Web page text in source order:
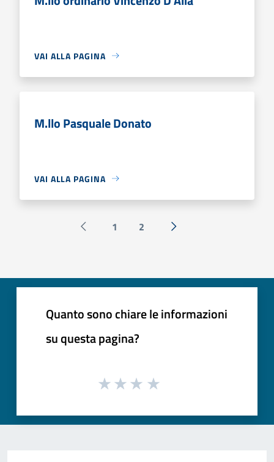
VAI ALLA PAGINA
M.llo Pasquale Donato
VAI ALLA PAGINA
Pagina precedente
1 2 Successiva »
Quanto sono chiare le informazioni
su questa pagina?